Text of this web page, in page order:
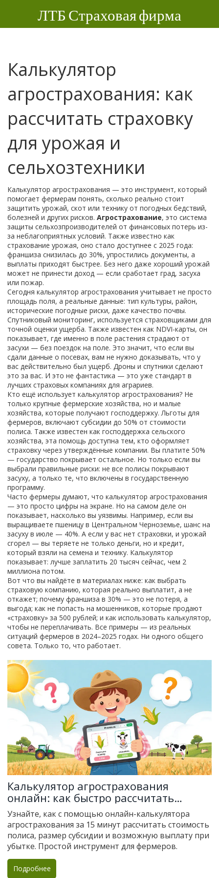
ЛТБ Страховая фирма
Калькулятор
агрострахования: как
рассчитать страховку
для урожая и
сельхозтехники
Калькулятор агрострахования — это инструмент, который
помогает фермерам понять, сколько реально стоит
защитить урожай, скот или технику от погодных бедствий,
болезней и других рисков. Агрострахование, это система
защиты сельхозпроизводителей от финансовых потерь из-
за неблагоприятных условий. Также известно как
страхование урожая, оно стало доступнее с 2025 года:
франшиза снизилась до 30%, упростились документы, а
выплаты приходят быстрее. Без него даже хороший урожай
может не принести доход — если сработает град, засуха
или пожар.
Сегодня калькулятор агрострахования учитывает не просто
площадь поля, а реальные данные: тип культуры, район,
исторические погодные риски, даже качество почвы.
Спутниковый мониторинг, используется страховщиками для
точной оценки ущерба. Также известен как NDVI-карты, он
показывает, где именно в поле растения страдают от
засухи — без поездок на поле. Это значит, что если вы
сдали данные о посевах, вам не нужно доказывать, что у
вас действительно был ущерб. Дроны и спутники сделают
это за вас. И это не фантастика — это уже стандарт в
лучших страховых компаниях для аграриев.
Кто ещё использует калькулятор агрострахования? Не
только крупные фермерские хозяйства, но и малые
хозяйства, которые получают господдержку.Льготы для
фермеров, включают субсидии до 50% от стоимости
полиса. Также известен как господдержка сельского
хозяйства, эта помощь доступна тем, кто оформляет
страховку через утверждённые компании. Вы платите 50%
— государство покрывает остальное. Но только если вы
выбрали правильные риски: не все полисы покрывают
засуху, а только те, что включены в государственную
программу.
Часто фермеры думают, что калькулятор агрострахования
— это просто цифры на экране. Но на самом деле он
показывает, насколько вы уязвимы. Например, если вы
выращиваете пшеницу в Центральном Черноземье, шанс на
засуху в июле — 40%. А если у вас нет страховки, и урожай
сгорел — вы теряете не только деньги, но и кредит,
который взяли на семена и технику. Калькулятор
показывает: лучше заплатить 20 тысяч сейчас, чем 2
миллиона потом.
Вот что вы найдёте в материалах ниже: как выбрать
страховую компанию, которая реально выплатит, а не
откажет; почему франшиза в 30% — это не потеря, а
выгода; как не попасть на мошенников, которые продают
«страховку» за 500 рублей; и как использовать калькулятор,
чтобы не переплачивать. Все примеры — из реальных
ситуаций фермеров в 2024–2025 годах. Ни одного общего
совета. Только то, что работает.
Калькулятор агрострахования
онлайн: как быстро рассчитать
премию и субсидию
Узнайте, как с помощью онлайн-калькулятора
агрострахования за 15 минут рассчитать стоимость
полиса, размер субсидии и возможную выплату при
убытке. Простой инструмент для фермеров.
Подробнее